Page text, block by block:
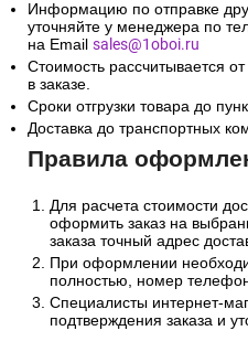
Информацию по отправке
уточняйте у менеджера по
на Email sales@1oboi.ru
Стоимость рассчитывается
в заказе.
Сроки отгрузки товара до
Доставка до транспортных
Правила
Для расчета стоимости
оформить заказ на
заказа точный адрес
При оформлении
полностью, номер
Специалисты интернет-
подтверждения заказа и